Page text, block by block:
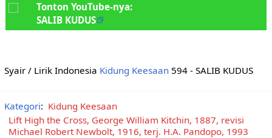
Tonton YouTube-nya:
SALIB KUDUS
Syair / Lirik Indonesia Kidung Keesaan594 - SALIB KUDUS
Kategori: Kidung Keesaan
Lift High the Cross, George William Kitchin, 1887, revisi
Michael Robert Newbolt, 1916, terj. H.A. Pandopo, 1993